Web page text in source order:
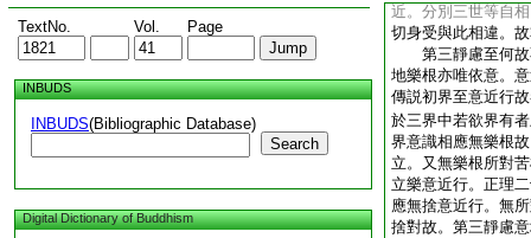
TextNo. Vol. Page
INBUDS
INBUDS(Bibliographic Database)
Search
Digital Dictionary of Buddhism
近。分別三世等自
切身受與此相違。
第三靜慮至何故
地樂根亦唯依意。
傳説初界至意近行
於三界中若欲界有
界意識相應無樂根
立。又無樂根所對
立樂意近行。正理
應無捨意近行。無
捨對故。第三靜慮